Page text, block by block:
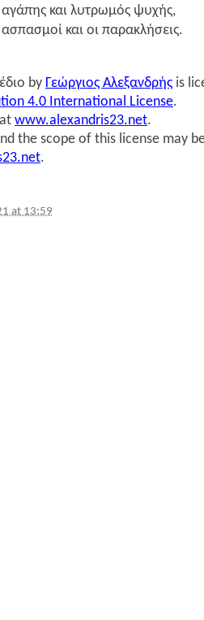
και λυτρω­μός ψυχής,
και οι παρακλήσεις.
by Γεώρ­γιος Αλε­ξαν­δρής is
4.0 International License.
www.alexandris23.net.
the scope of this license may
.
at 13:59